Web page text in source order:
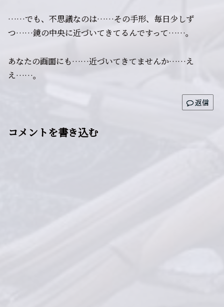
……でも、不思議なのは……その手形、毎日少しず
つ……鏡の中央に近づいてきてるんですって……。
あなたの画面にも……近づいてきてませんか……え
え……。
返信
コメントを書き込む